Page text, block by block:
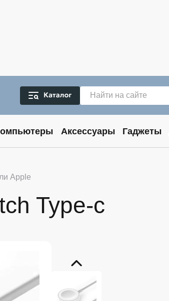
Аксессуары Гаджеты
Apple
Type-c